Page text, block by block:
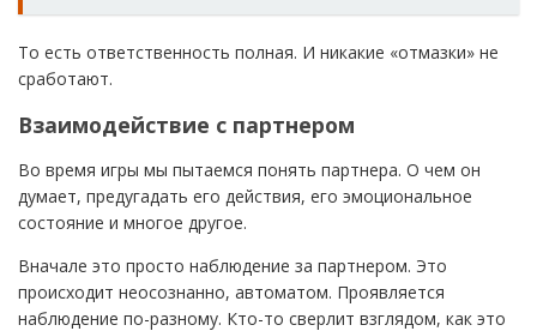
То есть ответственность полная. И никакие «отмазки» не
сработают.
Взаимодействие с партнером
Во время игры мы пытаемся понять партнера. О чем он
думает, предугадать его действия, его эмоциональное
состояние и многое другое.
Вначале это просто наблюдение за партнером. Это
происходит неосознанно, автоматом. Проявляется
наблюдение по-разному. Кто-то сверлит взглядом, как это